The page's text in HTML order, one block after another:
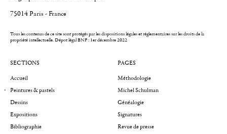
75014 Paris - France
Tous les contenus de ce site sont protégés par les dispositions légales et réglementaires sur les droits de la
propriété intellectuelle.Dépot légal BNF : 1er décembre 2022
SECTIONS
Accueil
Peintures & pastels
Dessins
Expositions
Bibliographie
PAGES
Méthodologie
Michel Schulman
Généalogie
Signatures
Revue de presse